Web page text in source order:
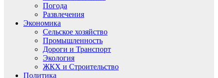
Погода
Развлечения
Экономика
Сельское хозяйство
Промышленность
Дороги и Транспорт
Экология
ЖКХ и Строительство
Политика